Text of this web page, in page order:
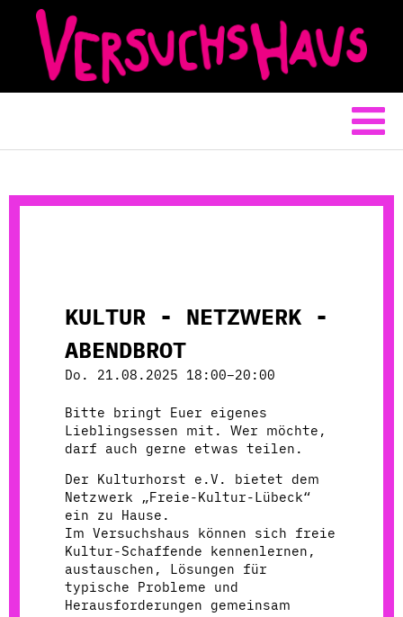
KULTUR - NETZWERK -
ABENDBROT
Do. 21.08.2025 18:00–20:00
Bitte bringt Euer eigenes
Lieblingsessen mit. Wer möchte,
darf auch gerne etwas teilen.
Der Kulturhorst e.V. bietet dem
Netzwerk „Freie-Kultur-Lübeck“
ein zu Hause.
Im Versuchshaus können sich freie
Kultur-Schaffende kennenlernen,
austauschen, Lösungen für
typische Probleme und
Herausforderungen gemeinsam